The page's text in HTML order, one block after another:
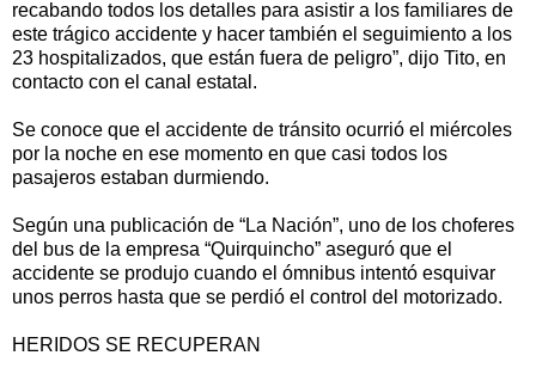
recabando todos los detalles para asistir a los familiares de
este trágico accidente y hacer también el seguimiento a los
23 hospitalizados, que están fuera de peligro”, dijo Tito, en
contacto con el canal estatal.
Se conoce que el accidente de tránsito ocurrió el miércoles
por la noche en ese momento en que casi todos los
pasajeros estaban durmiendo.
Según una publicación de “La Nación”, uno de los choferes
del bus de la empresa “Quirquincho” aseguró que el
accidente se produjo cuando el ómnibus intentó esquivar
unos perros hasta que se perdió el control del motorizado.
HERIDOS SE RECUPERAN